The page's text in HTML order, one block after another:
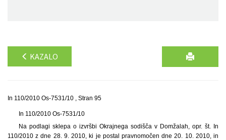
KAZALO
In 110/2010 Os-7531/10 , Stran 95
In 110/2010 Os-7531/10
Na podlagi sklepa o izvršbi Okrajnega sodišča v Domžalah, opr. št. In
110/2010 z dne 28. 9. 2010, ki je postal pravnomočen dne 20. 10. 2010, in